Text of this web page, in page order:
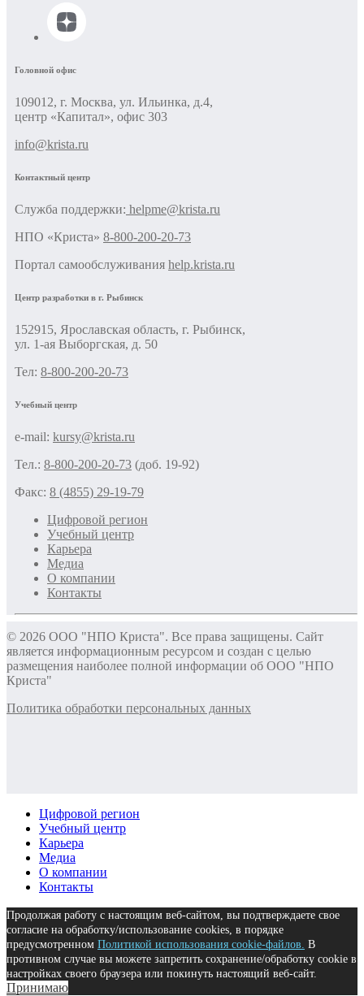
Головной офис
109012, г. Москва, ул. Ильинка, д.4,
центр «Капитал», офис 303
info@krista.ru
Контактный центр
Cлужба поддержки: helpme@krista.ru
НПО «Криста» 8-800-200-20-73
Портал самообслуживания help.krista.ru
Центр разработки в г. Рыбинск
152915, Ярославская область, г. Рыбинск,
ул. 1-ая Выборгская, д. 50
Тел: 8-800-200-20-73
Учебный центр
e-mail: kursy@krista.ru
Тел.: 8-800-200-20-73 (доб. 19-92)
Факс: 8 (4855) 29-19-79
Цифровой регион
Учебный центр
Карьера
Медиа
О компании
Контакты
© 2026 ООО "НПО Криста". Все права защищены. Сайт
является информационным ресурсом и создан с целью
размещения наиболее полной информации об ООО "НПО
Криста"
Политика обработки персональных данных
Цифровой регион
Учебный центр
Карьера
Медиа
О компании
Контакты
Продолжая работу с настоящим веб-сайтом, вы подтверждаете свое
согласие на обработку/использование cookies, в порядке
предусмотренном Политикой использования cookie-файлов. В
противном случае вы можете запретить сохранение/обработку cookie в
настройках своего браузера или покинуть настоящий веб-сайт.
Принимаю